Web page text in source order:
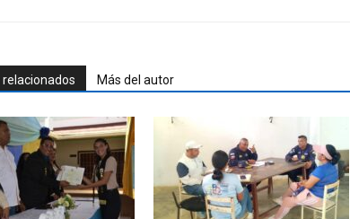
Más del autor